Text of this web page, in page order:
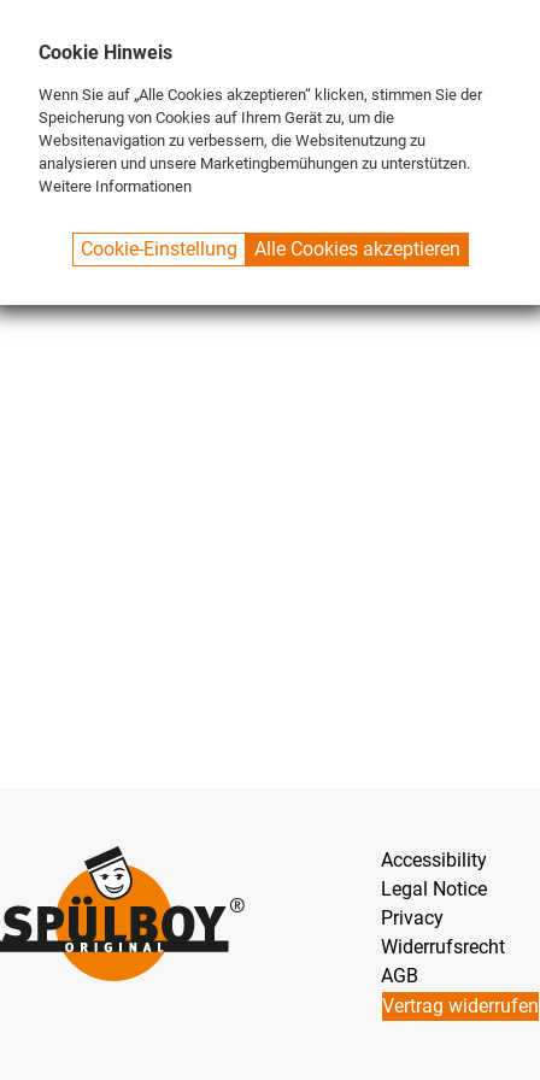
SPUELBOY.DE SHOP NU ON TOUR® ACCESORIES
Accessibility
Legal Notice
Privacy
Widerrufsrecht
AGB
Vertrag widerrufen
Cookie Hinweis
Wenn Sie auf „Alle Cookies akzeptieren“ klicken, stimmen Sie der
Speicherung von Cookies auf Ihrem Gerät zu, um die
Websitenavigation zu verbessern, die Websitenutzung zu
analysieren und unsere Marketingbemühungen zu unterstützen.
Weitere Informationen
Cookie-Einstellung Alle Cookies akzeptieren